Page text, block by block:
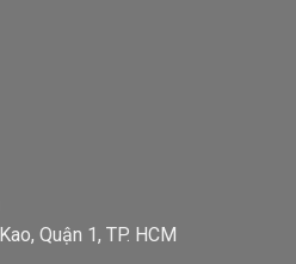
Quận 1, TP. HCM